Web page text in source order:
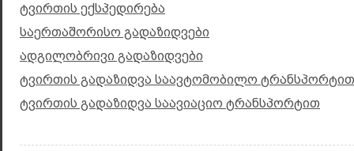
ტვირთის ექსპედირება
საერთაშორისო გადაზიდვები
ადგილობრივი გადაზიდვები
ტვირთის გადაზიდვა საავტომობილო ტრანსპორტით
ტვირთის გადაზიდვა საავიაციო ტრანსპორტით